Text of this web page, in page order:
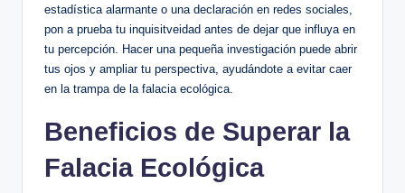
estadística alarmante o una declaración en redes sociales,
pon a prueba tu inquisitveidad antes de dejar que influya en
tu percepción. Hacer una pequeña investigación puede abrir
tus ojos y ampliar tu perspectiva, ayudándote a evitar caer
en la trampa de la falacia ecológica.
Beneficios de Superar la
Falacia Ecológica